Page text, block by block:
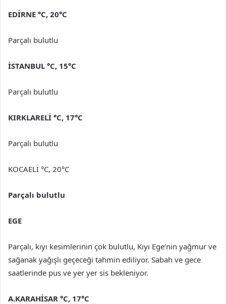
EDİRNE °C, 20°C
Parçalı bulutlu
İSTANBUL °C, 15°C
Parçalı bulutlu
KIRKLARELİ °C, 17°C
Parçalı bulutlu
KOCAELİ °C, 20°C
Parçalı bulutlu
EGE
Parçalı, kıyı kesimlerinin çok bulutlu, Kıyı Ege’nin yağmur ve
sağanak yağışlı geçeceği tahmin ediliyor. Sabah ve gece
saatlerinde pus ve yer yer sis bekleniyor.
A.KARAHİSAR °C, 17°C